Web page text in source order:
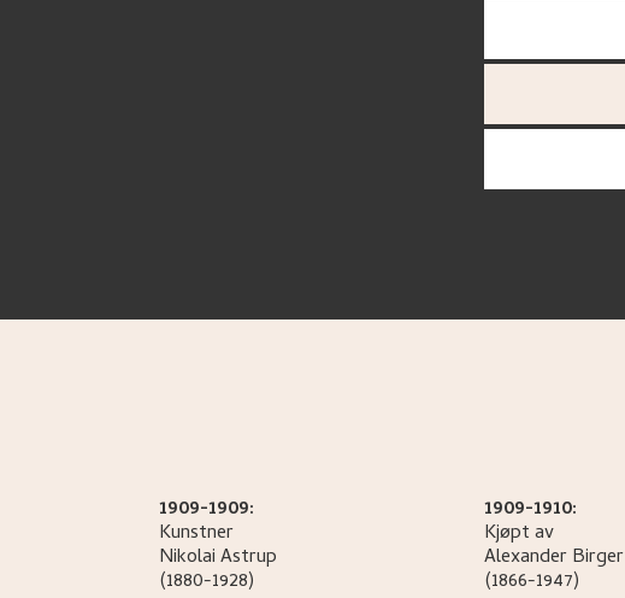
1909-1909:
Kunstner
NikolaiAstrup
(1880-1928)
1909-1910:
Kjøpt av
Alexander Birger
(1866-1947)